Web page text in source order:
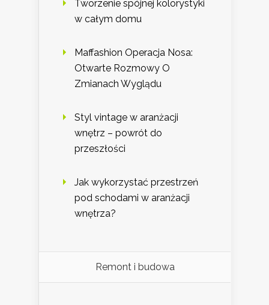
Tworzenie spójnej kolorystyki
w całym domu
Maffashion Operacja Nosa:
Otwarte Rozmowy O
Zmianach Wyglądu
Styl vintage w aranżacji
wnętrz – powrót do
przeszłości
Jak wykorzystać przestrzeń
pod schodami w aranżacji
wnętrza?
Remont i budowa